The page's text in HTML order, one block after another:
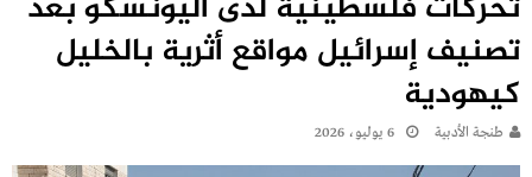
تصنيف إسرائيل مواقع أثرية بالخليل
كيهودية
طنجة الأدبية 6 يوليو، 2026